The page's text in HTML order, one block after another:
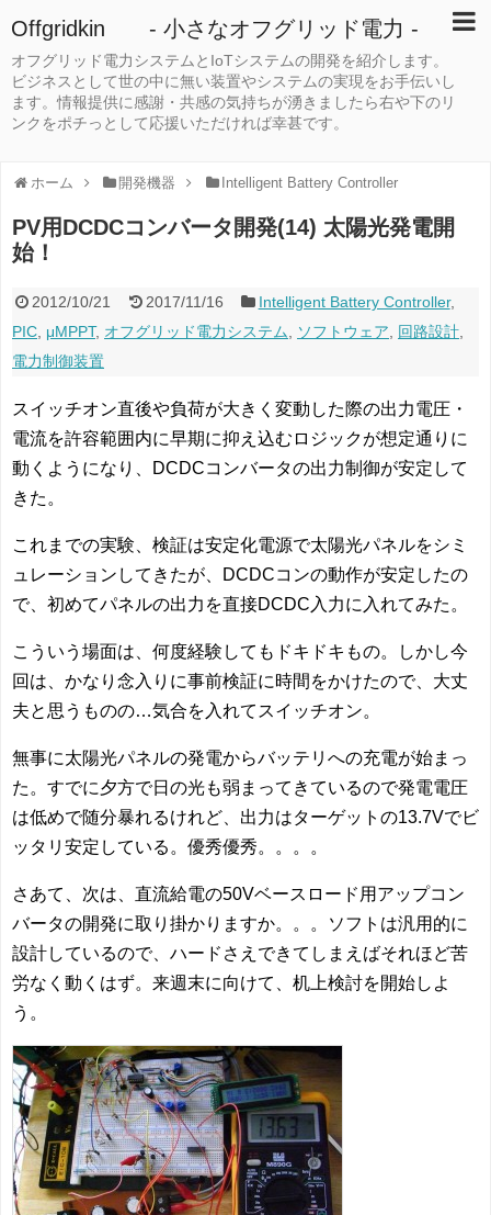
Offgridkin - 小さなオフグリッド電力 -
オフグリッド電力システムとIoTシステムの開発を紹介します。
ビジネスとして世の中に無い装置やシステムの実現をお手伝いし
ます。情報提供に感謝・共感の気持ちが湧きましたら右や下のリ
ンクをポチっとして応援いただければ幸甚です。
ホーム 開発機器 Intelligent Battery Controller
PV用DCDCコンバータ開発(14) 太陽光発電開
始！
2012/10/21 2017/11/16 Intelligent Battery Controller,
PIC μMPPT, オフグリッド電力システム ソフトウェア 回路設計
電力制御装置
スイッチオン直後や負荷が大きく変動した際の出力電圧・
電流を許容範囲内に早期に抑え込むロジックが想定通りに
動くようになり、DCDCコンバータの出力制御が安定して
きた。
これまでの実験、検証は安定化電源で太陽光パネルをシミ
ュレーションしてきたが、DCDCコンの動作が安定したの
で、初めてパネルの出力を直接DCDC入力に入れてみた。
こういう場面は、何度経験してもドキドキもの。しかし今
回は、かなり念入りに事前検証に時間をかけたので、大丈
夫と思うものの…気合を入れてスイッチオン。
無事に太陽光パネルの発電からバッテリへの充電が始まっ
た。すでに夕方で日の光も弱まってきているので発電電圧
は低めで随分暴れるけれど、出力はターゲットの13.7Vでビ
ッタリ安定している。優秀優秀。。。。
さあて、次は、直流給電の50Vベースロード用アップコン
バータの開発に取り掛かりますか。。。ソフトは汎用的に
設計しているので、ハードさえできてしまえばそれほど苦
労なく動くはず。来週末に向けて、机上検討を開始しよ
う。